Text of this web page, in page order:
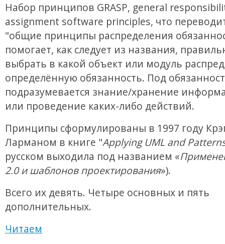
Набор принципов GRASP, general
assignment software principles, что
"общие принципы распределения
помогает, как следует из названия,
выбрать в какой объект или модуль
определённую обязанность. Под
подразумевается знание/хранение
или проведение каких-либо действий.
Принципы сформулированы в 1997 году
Ларманом в книге "Applying UML and
русском выходила под названием «
2.0 и шаблонов проектирования»).
Всего их девять. Четыре основных и пять
дополнительных.
Читаем